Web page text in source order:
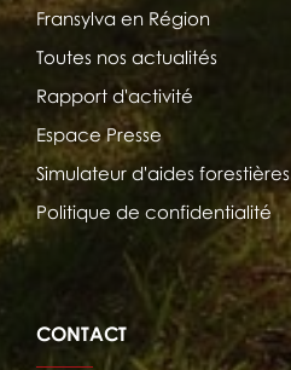
Fransylva en Région
Toutes nos actualités
Rapport d'activité
Espace Presse
Simulateur d'aides forestières
Politique de confidentialité
CONTACT